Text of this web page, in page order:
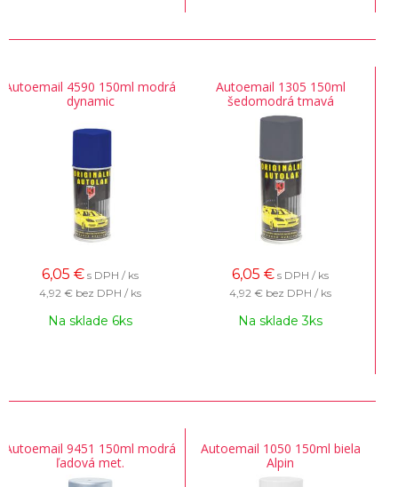
Autoemail 4590 150ml modrá
dynamic
6,05 € s DPH / ks
4,92 € bez DPH / ks
Na sklade 6ks
Autoemail 1305 150ml
šedomodrá tmavá
6,05 € s DPH / ks
4,92 € bez DPH / ks
Na sklade 3ks
Autoemail 9451 150ml modrá
ľadová met.
Autoemail 1050 150ml biela
Alpin